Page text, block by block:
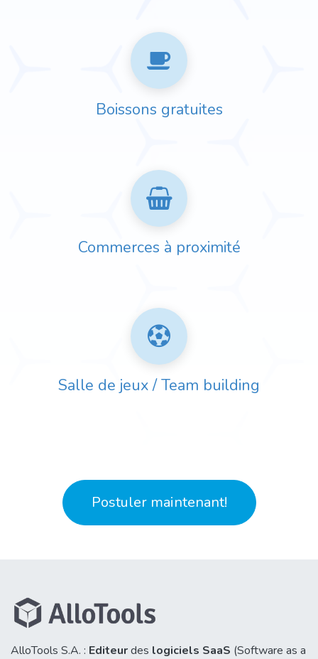
Boissons gratuites
Commerces à proximité
Salle de jeux / Team building
Postuler maintenant!​
AlloTools S.A. : Editeurdes logiciels SaaS (Software as a